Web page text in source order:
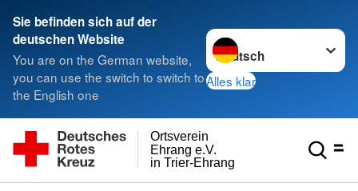
Sie befinden sich auf der
deutschen Website
You are on the German website,
you can use the switch to switch to
the English one
Sprache wechseln zu
Alles klar
in Trier-Ehrang
Ehrang e.V.
Ortsverein